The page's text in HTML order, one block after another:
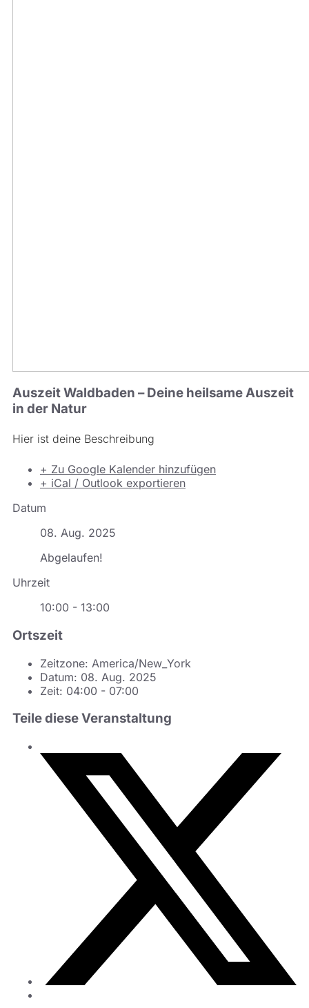
Auszeit Waldbaden – Deine heilsame Auszeit
in der Natur
Hier ist deine Beschreibung
+ Zu Google Kalender hinzufügen
+ iCal / Outlook exportieren
Datum
08. Aug. 2025
Abgelaufen!
Uhrzeit
10:00 - 13:00
Ortszeit
Zeitzone: America/New_York
Datum: 08. Aug. 2025
Zeit: 04:00 - 07:00
Teile diese Veranstaltung